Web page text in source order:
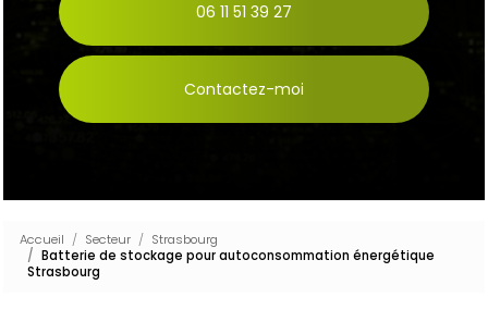
06 11 51 39 27
Contactez-moi
Accueil Secteur
Strasbourg
Batterie de stockage pour autoconsommation énergétique
Strasbourg